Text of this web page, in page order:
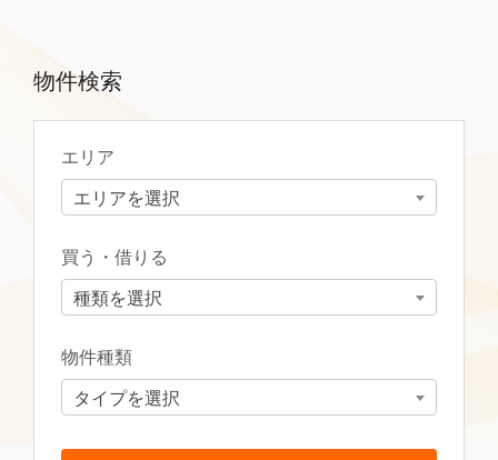
物件検索
エリア
エリアを選択
買う・借りる
種類を選択
物件種類
タイプを選択